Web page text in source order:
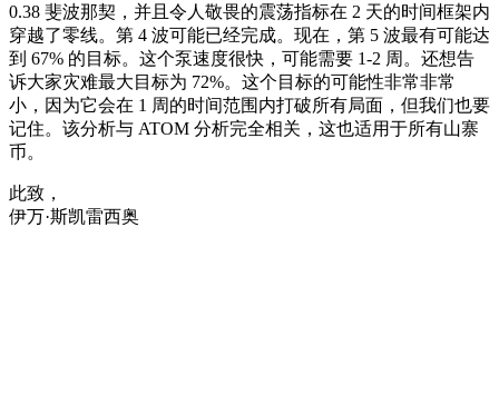
0.38 斐波那契，并且令人敬畏的震荡指标在 2 天的时间框架内
穿越了零线。第 4 波可能已经完成。现在，第 5 波最有可能达
到 67% 的目标。这个泵速度很快，可能需要 1-2 周。还想告
诉大家灾难最大目标为 72%。这个目标的可能性非常非常
小，因为它会在 1 周的时间范围内打破所有局面，但我们也要
记住。该分析与 ATOM 分析完全相关，这也适用于所有山寨
币。
此致，
伊万·斯凯雷西奥